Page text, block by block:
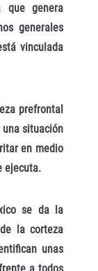
que genera
generales
vinculada
prefrontal
situación
en medio
ejecuta.
se da la
la corteza
unas